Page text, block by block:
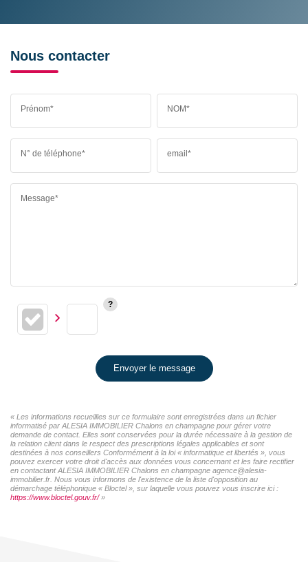
Nous contacter
Prénom* NOM*
N° de téléphone* email*
Message*
Envoyer le message
« Les informations recueillies sur ce formulaire sont enregistrées dans un fichier
informatisé par ALESIA IMMOBILIER Chalons en champagne pour gérer votre
demande de contact. Elles sont conservées pour la durée nécessaire à la gestion de
la relation client dans le respect des prescriptions légales applicables et sont
destinées à nos conseillers Conformément à la loi « informatique et libertés », vous
pouvez exercer votre droit d'accès aux données vous concernant et les faire rectifier
en contactant ALESIA IMMOBILIER Chalons en champagne agence@alesia-
immobilier.fr. Nous vous informons de l'existence de la liste d'opposition au
démarchage téléphonique « Bloctel », sur laquelle vous pouvez vous inscrire ici :
https://www.bloctel.gouv.fr/»